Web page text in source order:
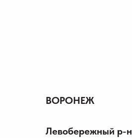
ВОРОНЕЖ
Левобережный р-н